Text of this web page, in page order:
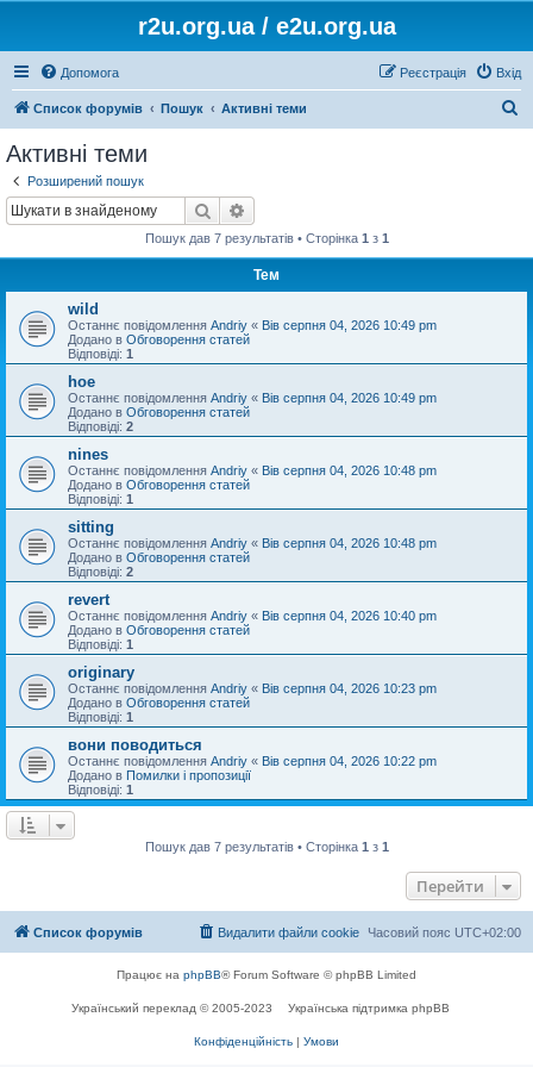
r2u.org.ua / e2u.org.ua
Допомога Вхід
Реєстрація
Список форумів Пошук Активні теми
Активні теми
Розширений пошук
Пошук
Пошук дав 7 результатів • Сторінка 1 з 1
Тем
wild
Останнє повідомлення Andriy « Вів серпня 04, 2026 10:49 pm
Додано в Обговорення статей
Відповіді: 1
hoe
Останнє повідомлення Andriy « Вів серпня 04, 2026 10:49 pm
Додано в Обговорення статей
Відповіді: 2
nines
Останнє повідомлення Andriy « Вів серпня 04, 2026 10:48 pm
Додано в Обговорення статей
Відповіді: 1
sitting
Останнє повідомлення Andriy « Вів серпня 04, 2026 10:48 pm
Додано в Обговорення статей
Відповіді: 2
revert
Останнє повідомлення Andriy « Вів серпня 04, 2026 10:40 pm
Додано в Обговорення статей
Відповіді: 1
originary
Останнє повідомлення Andriy « Вів серпня 04, 2026 10:23 pm
Додано в Обговорення статей
Відповіді: 1
вони поводиться
Останнє повідомлення Andriy « Вів серпня 04, 2026 10:22 pm
Додано в Помилки і пропозиції
Відповіді: 1
Пошук дав 7 результатів • Сторінка 1 з 1
Перейти
Список форумів Часовий пояс UTC+02:00
Видалити файли cookie
Працює на phpBB® Forum Software © phpBB Limited
Український переклад © 2005-2023 Українська підтримка phpBB
Конфіденційність | Умови